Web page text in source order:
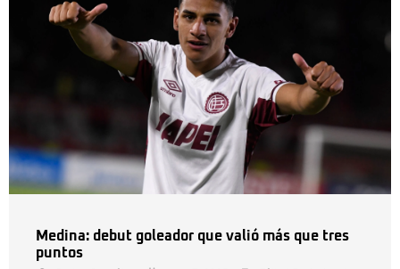
Medina: debut goleador que valió más que tres
puntos